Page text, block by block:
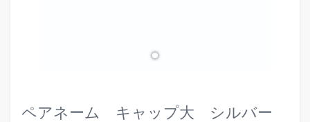
ペアネーム キャップ大 シルバー